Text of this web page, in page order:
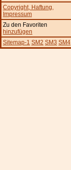
Copyright, Haftung,
Impressum
Zu den Favoriten
hinzufügen
Sitemap-1 SM2 SM3 SM4